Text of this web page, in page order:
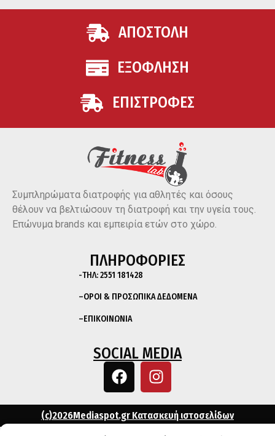
ΑΠΟΣΤΟΛΗ
ΕΞΟΦΛΗΣΗ
ΕΠΙΣΤΡΟΦΕΣ
Συμπληρώματα διατροφής για αθλητές και όσους
θέλουν να βελτιώσουν τη διατροφή και την υγεία τους.
Επώνυμα brands και εμπειρία ετών στο χώρο.
ΠΛΗΡΟΦΟΡΙΕΣ
-ΤΗΛ:2551 181428
–ΟΡΟΙ & ΠΡΟΣΩΠΙΚΑ ΔΕΔΟΜΕΝΑ
–ΕΠΙΚΟΙΝΩΝΙΑ
SOCIAL MEDIA
(c)2026Mediaspot.gr Κατασκευή ιστοσελίδων